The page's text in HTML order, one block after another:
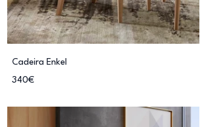
Cadeira Enkel
340€